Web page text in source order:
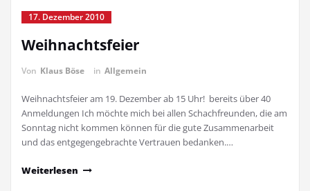
17. Dezember 2010
Weihnachtsfeier
Von Klaus Böse in Allgemein
Weihnachtsfeier am 19. Dezember ab 15 Uhr! bereits über 40
Anmeldungen Ich möchte mich bei allen Schachfreunden, die am
Sonntag nicht kommen können für die gute Zusammenarbeit
und das entgegengebrachte Vertrauen bedanken.…
Weiterlesen